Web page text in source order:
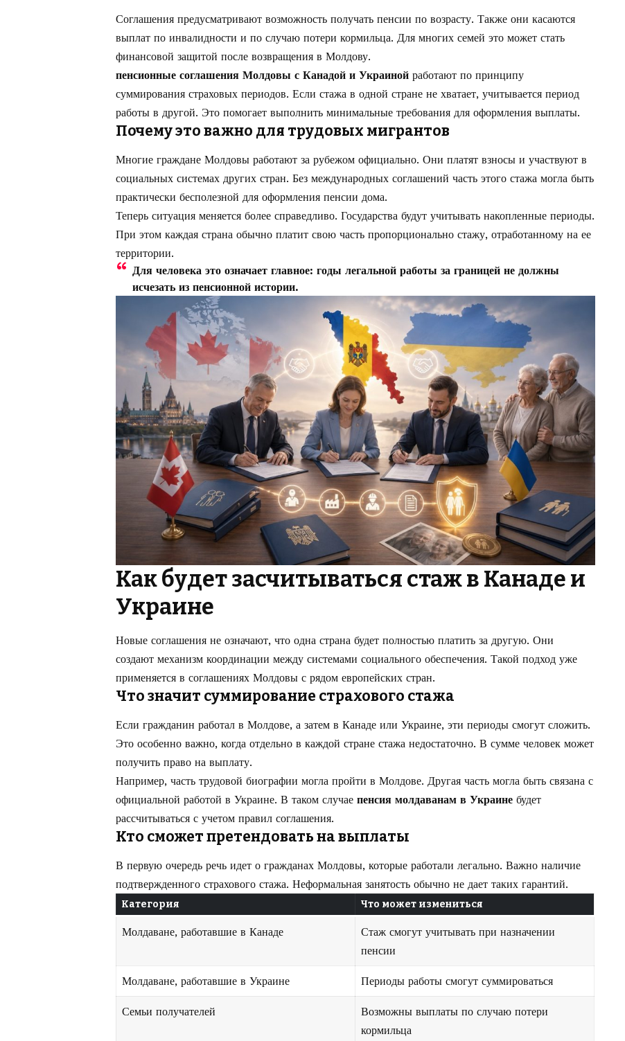
Соглашения предусматривают возможность получать пенсии по возрасту. Также они касаются
выплат по инвалидности и по случаю потери кормильца. Для многих семей это может стать
финансовой защитой после возвращения в Молдову.
пенсионные соглашения Молдовы с Канадой и Украиной работают по принципу
суммирования страховых периодов. Если стажа в одной стране не хватает, учитывается период
работы в другой. Это помогает выполнить минимальные требования для оформления выплаты.
Почему это важно для трудовых мигрантов
Многие граждане Молдовы работают за рубежом официально. Они платят взносы и участвуют в
социальных системах других стран. Без международных соглашений часть этого стажа могла быть
практически бесполезной для оформления пенсии дома.
Теперь ситуация меняется более справедливо. Государства будут учитывать накопленные периоды.
При этом каждая страна обычно платит свою часть пропорционально стажу, отработанному на ее
территории.
Для человека это означает главное: годы легальной работы за границей не должны
исчезать из пенсионной истории.
Как будет засчитываться стаж в Канаде и
Украине
Новые соглашения не означают, что одна страна будет полностью платить за другую. Они
создают механизм координации между системами социального обеспечения. Такой подход уже
применяется в соглашениях Молдовы с рядом европейских стран.
Что значит суммирование страхового стажа
Если гражданин работал в Молдове, а затем в Канаде или Украине, эти периоды смогут сложить.
Это особенно важно, когда отдельно в каждой стране стажа недостаточно. В сумме человек может
получить право на выплату.
Например, часть трудовой биографии могла пройти в Молдове. Другая часть могла быть связана с
официальной работой в Украине. В таком случае пенсия молдаванам в Украине будет
рассчитываться с учетом правил соглашения.
Кто сможет претендовать на выплаты
В первую очередь речь идет о гражданах Молдовы, которые работали легально. Важно наличие
подтвержденного страхового стажа. Неформальная занятость обычно не дает таких гарантий.
Категория Что может измениться
Молдаване, работавшие в Канаде
Стаж смогут учитывать при назначении
пенсии
Молдаване, работавшие в Украине Периоды работы смогут суммироваться
Семьи получателей
Возможны выплаты по случаю потери
кормильца